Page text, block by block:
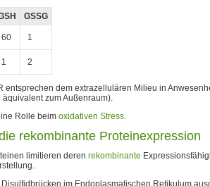
GSSG
60 1
1 2
entsprechen dem extrazellulären Milieu in
zum Außenraum).
Rolle beim oxidativen Stress.
rekombinante Proteinexpression
limitieren deren rekombinante